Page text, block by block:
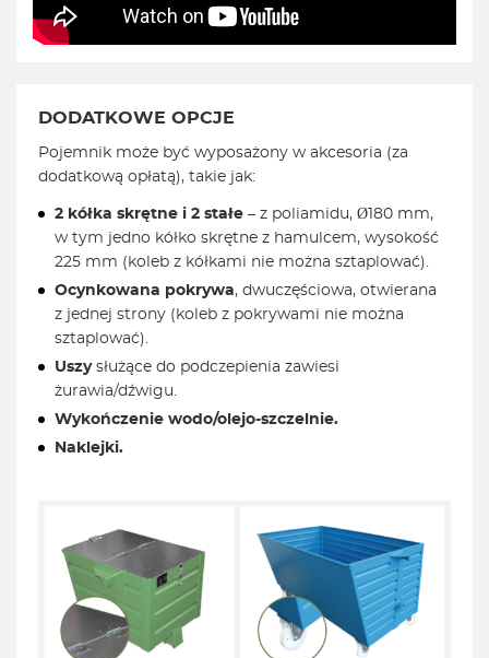
DODATKOWE OPCJE
Pojemnik może być wyposażony w akcesoria (za
dodatkową opłatą), takie jak:
2 kółka skrętne i 2 stałe – z poliamidu, Ø180 mm,
w tym jedno kółko skrętne z hamulcem, wysokość
225 mm (koleb z kółkami nie można sztaplować).
Ocynkowana pokrywa, dwuczęściowa, otwierana
z jednej strony (koleb z pokrywami nie można
sztaplować).
Uszysłużące do podczepienia zawiesi
żurawia/dźwigu.
Wykończenie wodo/olejo-szczelnie.
Naklejki.